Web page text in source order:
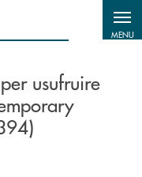
MENU
usufruire